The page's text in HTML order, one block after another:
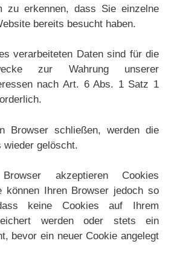
zu erkennen, dass Sie einzelne
bereits besucht haben.
verarbeiteten Daten sind für die
zur Wahrung unserer
nach Art. 6 Abs. 1 Satz 1
Browser schließen, werden die
wieder gelöscht.
akzeptieren Cookies
können Ihren Browser jedoch so
keine Cookies auf Ihrem
werden oder stets ein
bevor ein neuer Cookie angelegt